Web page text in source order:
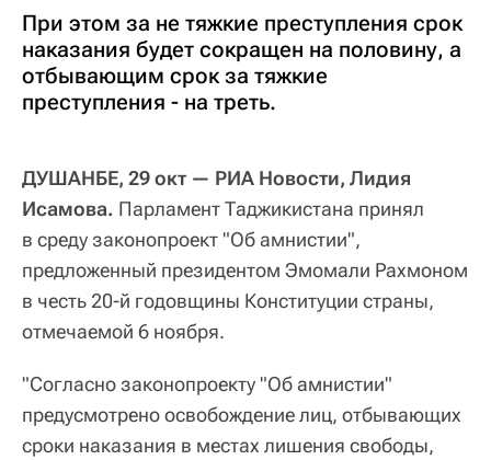
При этом за не тяжкие преступления срок
наказания будет сокращен на половину, а
отбывающим срок за тяжкие
преступления - на треть.
ДУШАНБЕ, 29 окт — РИА Новости, Лидия
Исамова. Парламент Таджикистана принял
в среду законопроект "Об амнистии",
предложенный президентом Эмомали Рахмоном
в честь 20-й годовщины Конституции страны,
отмечаемой 6 ноября.
"Согласно законопроекту "Об амнистии"
предусмотрено освобождение лиц, отбывающих
сроки наказания в местах лишения свободы,